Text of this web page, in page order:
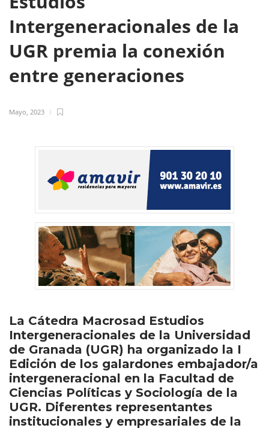
Intergeneracionales de la
UGR premia la conexión
entre generaciones
Mayo, 2023
La Cátedra Macrosad Estudios
Intergeneracionales de la Universidad
de Granada (UGR) ha organizado la I
Edición de los galardones embajador/a
intergeneracional en la Facultad de
Ciencias Políticas y Sociología de la
UGR. Diferentes representantes
institucionales y empresariales de la